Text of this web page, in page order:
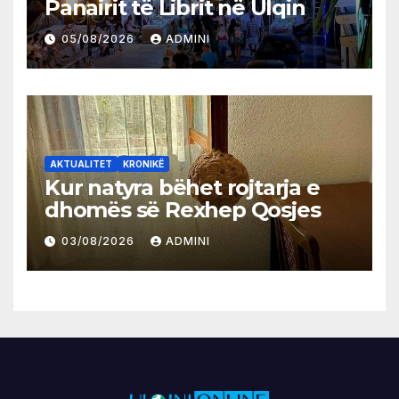
Panairit të Librit në Ulqin
05/08/2026 ADMINI
AKTUALITET KRONIKË
Kur natyra bëhet rojtarja e
dhomës së Rexhep Qosjes
03/08/2026 ADMINI